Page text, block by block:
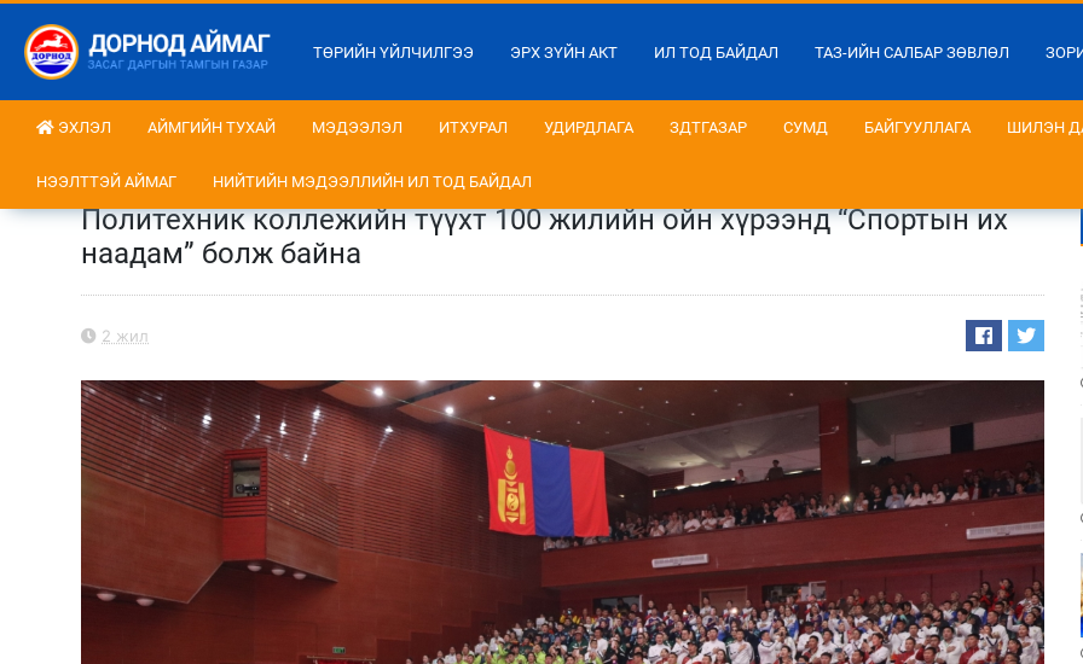
ТӨРИЙН ҮЙЛЧИЛГЭЭ ЭРХ ЗҮЙН АКТ ИЛ ТОД БАЙДАЛ ТАЗ-ИЙН САЛБАР ЗӨВЛӨЛ
ЭХЛЭЛ АЙМГИЙН ТУХАЙ МЭДЭЭЛЭЛ ИТХУРАЛ УДИРДЛАГА ЗДТГАЗАР СУМД БАЙГУУЛЛАГА ШИЛЭН
НЭЭЛТТЭЙ АЙМАГ НИЙТИЙН МЭДЭЭЛЛИЙН ИЛ ТОД БАЙДАЛ
Политехник коллежийн түүхт 100 жилийн ойн хүрээнд “Спортын их
наадам” болж байна
2 жил